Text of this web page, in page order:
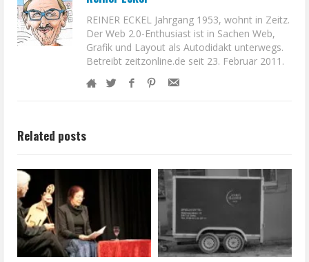
REINER ECKEL Jahrgang 1953, wohnt in Zeitz.
Der Web 2.0-Enthusiast ist in Sachen Web,
Grafik und Layout als Autodidakt unterwegs.
Betreibt zeitzonline.de seit 23. Februar 2011.
Related posts